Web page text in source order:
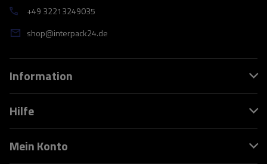
+49 32213249035
shop@interpack24.de
Information
Hilfe
Mein Konto